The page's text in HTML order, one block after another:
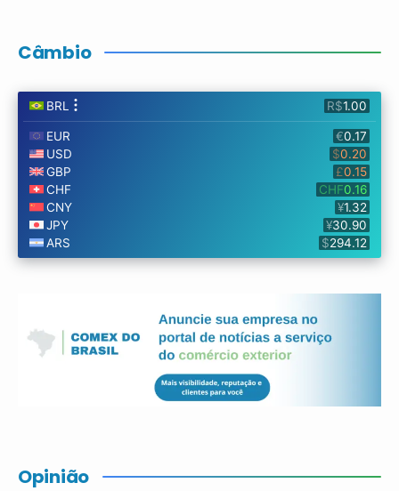
Câmbio
Opinião